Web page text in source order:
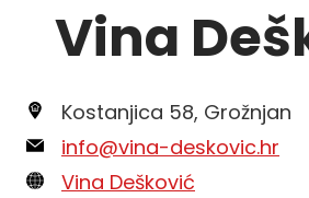
Vina
Kostanjica 58, Grožnjan
info@vina-deskovic.hr
Vina Dešković